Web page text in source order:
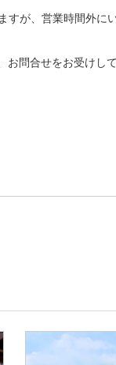
が、営業時間外に
お問合せをお受けし